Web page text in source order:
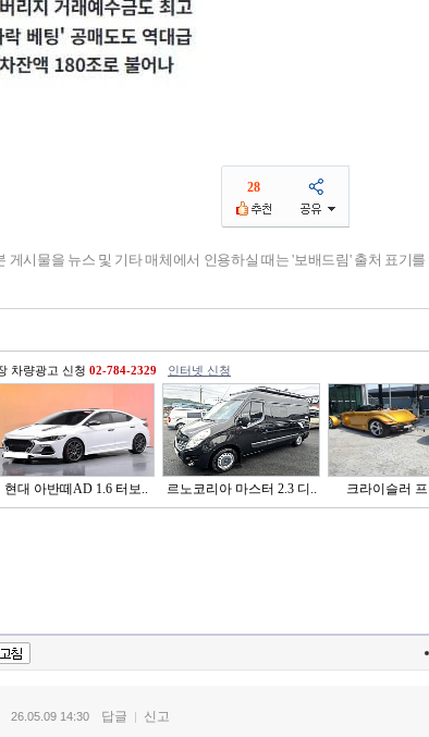
28
게시물을 뉴스 및 기타 매체에서 인용하실 때는 '보배드림' 출처 표기
차량광고 신청 02-784-2329 인터넷 신청
현대 아반떼AD 1.6 터보.. 르노코리아 마스터 2.3 디.. 크라이슬러
26.05.09 14:30 답글 신고